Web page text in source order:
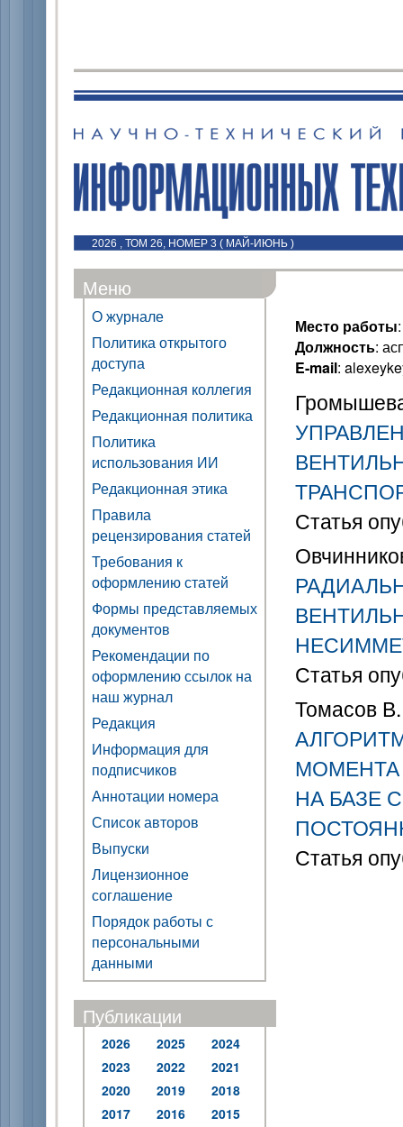
2026 , ТОМ 26, НОМЕР 3 ( МАЙ-ИЮНЬ )
Меню
О журнале
Политика открытого
доступа
Редакционная коллегия
Редакционная политика
Политика
использования ИИ
Редакционная этика
Правила
рецензирования статей
Требования к
оформлению статей
Формы представляемых
документов
Рекомендации по
оформлению ссылок на
наш журнал
Редакция
Информация для
подписчиков
Аннотации номера
Список авторов
Выпуски
Лицензионное
соглашение
Порядок работы с
персональными
данными
Публикации
2026 2025
2024
2023
2022
2021
2020
2019
2018
2017
2016
2015
Место работы
Должность:
E-mail:
Статья
Статья
Томасов
НА БАЗЕ
Статья